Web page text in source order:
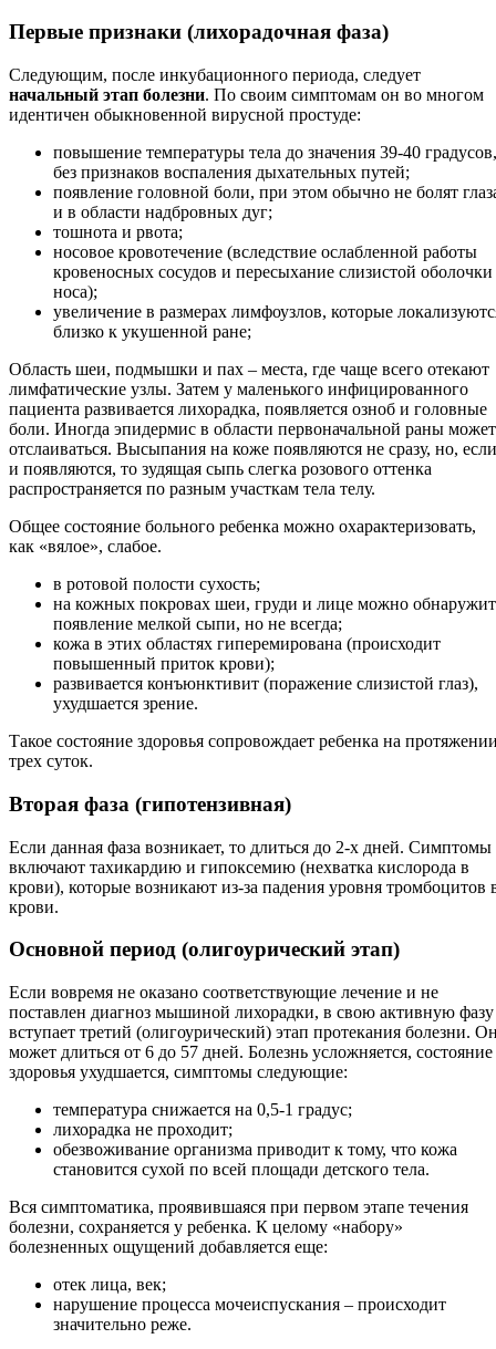
Первые признаки (лихорадочная фаза)
Следующим, после инкубационного периода, следует
начальный этап болезни. По своим симптомам он во многом
идентичен обыкновенной вирусной простуде:
повышение температуры тела до значения 39-40 градусов,
без признаков воспаления дыхательных путей;
появление головной боли, при этом обычно не болят
и в области надбровных дуг;
тошнота и рвота;
носовое кровотечение (вследствие ослабленной работы
кровеносных сосудов и пересыхание слизистой оболочки
носа);
увеличение в размерах лимфоузлов, которые
близко к укушенной ране;
Область шеи, подмышки и пах – места, где чаще всего отекают
лимфатические узлы. Затем у маленького инфицированного
пациента развивается лихорадка, появляется озноб и головные
боли. Иногда эпидермис в области первоначальной раны может
отслаиваться. Высыпания на коже появляются не сразу, но, если
и появляются, то зудящая сыпь слегка розового оттенка
распространяется по разным участкам тела телу.
Общее состояние больного ребенка можно охарактеризовать,
как «вялое», слабое.
в ротовой полости сухость;
на кожных покровах шеи, груди и лице можно
появление мелкой сыпи, но не всегда;
кожа в этих областях гиперемирована (происходит
повышенный приток крови);
развивается конъюнктивит (поражение слизистой глаз),
ухудшается зрение.
Такое состояние здоровья сопровождает ребенка на
трех суток.
Вторая фаза (гипотензивная)
Если данная фаза возникает, то длиться до 2-х дней. Симптомы
включают тахикардию и гипоксемию (нехватка кислорода в
крови), которые возникают из-за падения уровня тромбоцитов
крови.
Основной период (олигоурический этап)
Если вовремя не оказано соответствующие лечение и не
поставлен диагноз мышиной лихорадки, в свою активную фазу
вступает третий (олигоурический) этап протекания болезни.
может длиться от 6 до 57 дней. Болезнь усложняется, состояние
здоровья ухудшается, симптомы следующие:
температура снижается на 0,5-1 градус;
лихорадка не проходит;
обезвоживание организма приводит к тому, что кожа
становится сухой по всей площади детского тела.
Вся симптоматика, проявившаяся при первом этапе течения
болезни, сохраняется у ребенка. К целому «набору»
болезненных ощущений добавляется еще:
отек лица, век;
нарушение процесса мочеиспускания – происходит
значительно реже.